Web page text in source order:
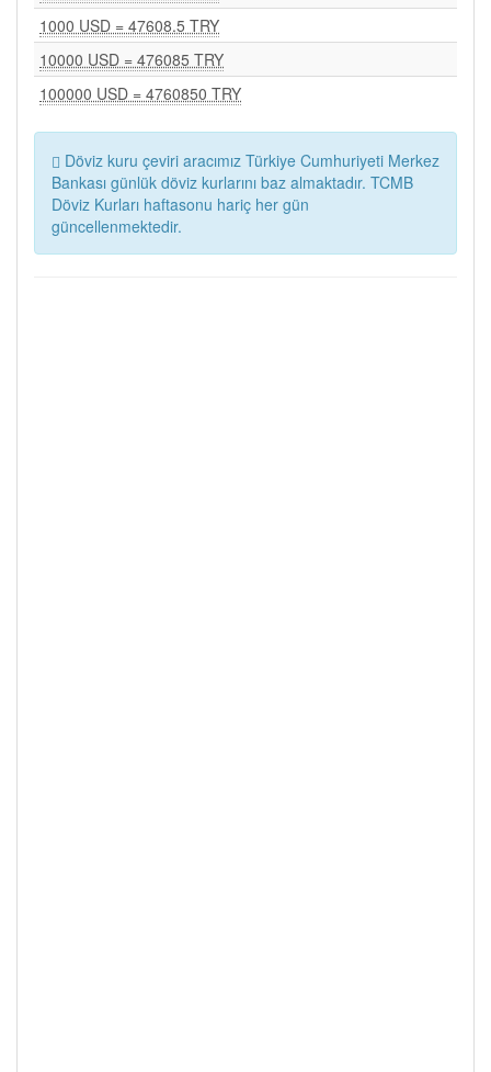
1000 USD = 47608.5 TRY
10000 USD = 476085 TRY
100000 USD = 4760850 TRY
Döviz kuru çeviri aracımız Türkiye Cumhuriyeti Merkez
Bankası günlük döviz kurlarını baz almaktadır. TCMB
Döviz Kurları haftasonu hariç her gün
güncellenmektedir.